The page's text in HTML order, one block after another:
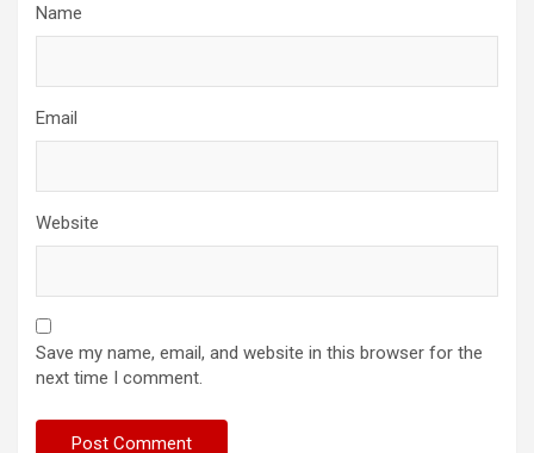
Name
Email
Website
Save my name, email, and website in this browser for the
next time I comment.